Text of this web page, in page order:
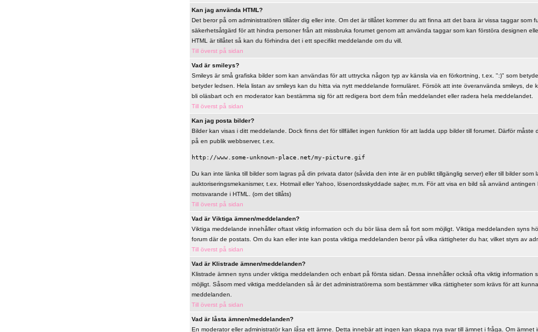
Kan jag använda HTML?
Det beror på om administratören tillåter dig eller inte. Om det är tillåtet kommer du att finna att det bara är vissa taggar som
säkerhetsåtgärd för att hindra personer från att missbruka forumet genom att använda taggar som kan förstöra designen
HTML är tillåtet så kan du förhindra det i ett specifikt meddelande om du vill.
Till överst på sidan
Vad är smileys?
Smileys är små grafiska bilder som kan användas för att uttrycka någon typ av känsla via en förkortning, t.ex. ":)" som
betyder ledsen. Hela listan av smileys kan du hitta via nytt meddelande formuläret. Försök att inte överanvända smileys, de
bli oläsbart och en moderator kan bestämma sig för att redigera bort dem från meddelandet eller radera hela meddelandet.
Till överst på sidan
Kan jag posta bilder?
Bilder kan visas i ditt meddelande. Dock finns det för tillfället ingen funktion för att ladda upp bilder till forumet. Därför måste
på en publik webbserver, t.ex.
http://www.some-unknown-place.net/my-picture.gif
Du kan inte länka till bilder som lagras på din privata dator (såvida den inte är en publikt tillgänglig server) eller till bilder som
auktoriseringsmekanismer, t.ex. Hotmail eller Yahoo, lösenordsskyddade sajter, m.m. För att visa en bild så använd
motsvarande i HTML. (om det tillåts)
Till överst på sidan
Vad är Viktiga ämnen/meddelanden?
Viktiga meddelande innehåller oftast viktig information och du bör läsa dem så fort som möjligt. Viktiga meddelanden syns
forum där de postats. Om du kan eller inte kan posta viktiga meddelanden beror på vilka rättigheter du har, vilket styrs av
Till överst på sidan
Vad är Klistrade ämnen/meddelanden?
Klistrade ämnen syns under viktiga meddelanden och enbart på första sidan. Dessa innehåller också ofta viktig information
möjligt. Såsom med viktiga meddelanden så är det administratörerna som bestämmer vilka rättigheter som krävs för att
meddelanden.
Till överst på sidan
Vad är låsta ämnen/meddelanden?
En moderator eller administratör kan låsa ett ämne. Detta innebär att ingen kan skapa nya svar till ämnet i fråga. Om ämnet